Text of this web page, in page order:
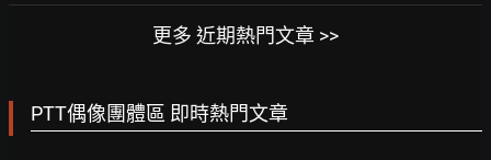
更多 近期熱門文章 >>
PTT偶像團體區 即時熱門文章